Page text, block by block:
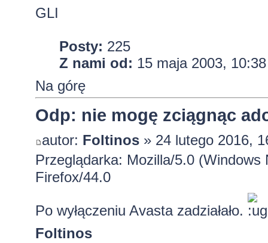
GLI
Posty: 225
Z nami od: 15 maja 2003, 10:38
Na górę
Odp: nie mogę zciągnąc
autor: Foltinos» 24 lutego 2016,
Przeglądarka: Mozilla/5.0
Firefox/44.0
Po wyłączeniu Avasta zadziałało.
Foltinos